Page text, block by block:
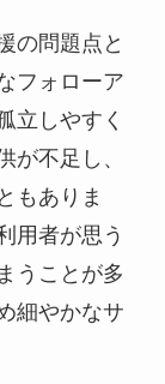
の問題点と
フォローア
立しやすく
が不足し、
もありま
用者が思う
うことが多
細やかなサ